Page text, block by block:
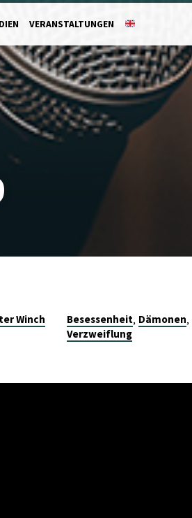
VERANSTALTUNGEN
Winch Besessenheit, Dämonen,
Verzweiflung